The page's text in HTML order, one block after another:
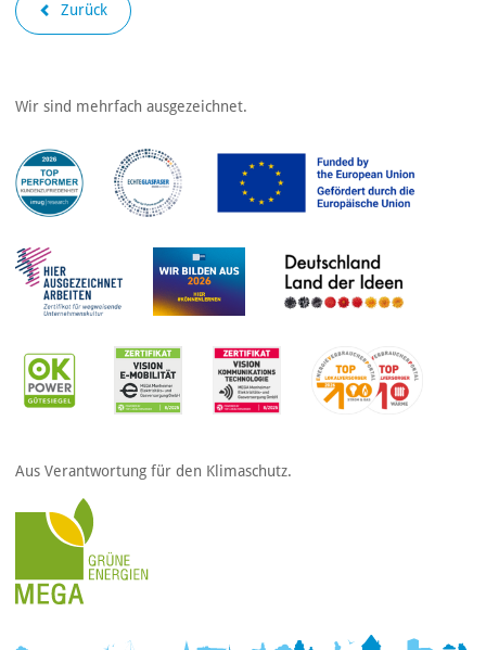
Zurück
Wir sind mehrfach ausgezeichnet.
Aus Verantwortung für den Klimaschutz.